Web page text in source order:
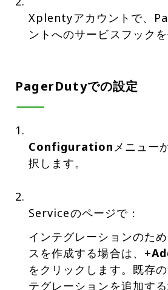
Xplentyアカウントで、
ントへのサービスフックを
PagerDutyでの設定
Configurationメニュー
択します。
Serviceのページで：
インテグレーションのた
スを作成する場合は、
をクリックします。既存
テグレーションを追加す